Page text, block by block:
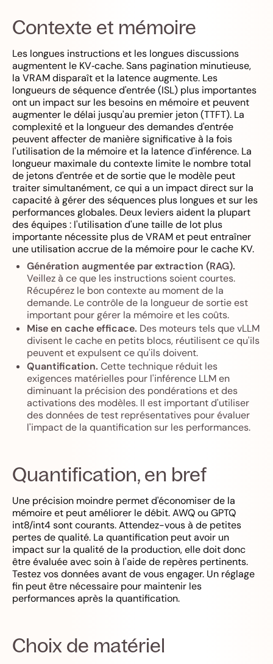
Contexte et mémoire
Les longues instructions et les longues discussions
augmentent le KV‑cache. Sans pagination minutieuse,
la VRAM disparaît et la latence augmente. Les
longueurs de séquence d'entrée (ISL) plus importantes
ont un impact sur les besoins en mémoire et peuvent
augmenter le délai jusqu'au premier jeton (TTFT). La
complexité et la longueur des demandes d'entrée
peuvent affecter de manière significative à la fois
l'utilisation de la mémoire et la latence d'inférence. La
longueur maximale du contexte limite le nombre total
de jetons d'entrée et de sortie que le modèle peut
traiter simultanément, ce qui a un impact direct sur la
capacité à gérer des séquences plus longues et sur les
performances globales. Deux leviers aident la plupart
des équipes : l'utilisation d'une taille de lot plus
importante nécessite plus de VRAM et peut entraîner
une utilisation accrue de la mémoire pour le cache KV.
Génération augmentée par extraction (RAG).
Veillez à ce que les instructions soient courtes.
Récupérez le bon contexte au moment de la
demande. Le contrôle de la longueur de sortie est
important pour gérer la mémoire et les coûts.
Mise en cache efficace. Des moteurs tels que vLLM
divisent le cache en petits blocs, réutilisent ce qu'ils
peuvent et expulsent ce qu'ils doivent.
Quantification. Cette technique réduit les
exigences matérielles pour l'inférence LLM en
diminuant la précision des pondérations et des
activations des modèles. Il est important d'utiliser
des données de test représentatives pour évaluer
l'impact de la quantification sur les performances.
Quantification, en bref
Une précision moindre permet d'économiser de la
mémoire et peut améliorer le débit. AWQ ou GPTQ
int8/int4 sont courants. Attendez-vous à de petites
pertes de qualité. La quantification peut avoir un
impact sur la qualité de la production, elle doit donc
être évaluée avec soin à l'aide de repères pertinents.
Testez vos données avant de vous engager. Un réglage
fin peut être nécessaire pour maintenir les
performances après la quantification.
Choix de matériel